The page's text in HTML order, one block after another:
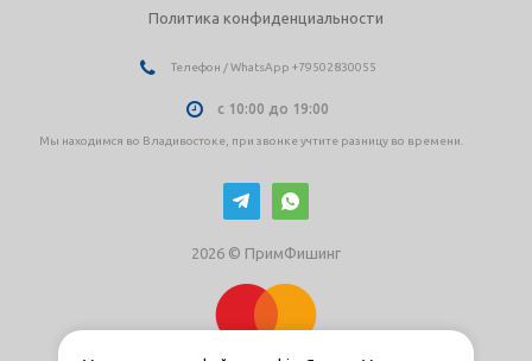
Политика конфиденциальности
Телефон / WhatsApp +79502830055
с 10:00 до 19:00
Мы находимся во Владивостоке, при звонке учтите разницу во времени.
2026 © ПримФишинг